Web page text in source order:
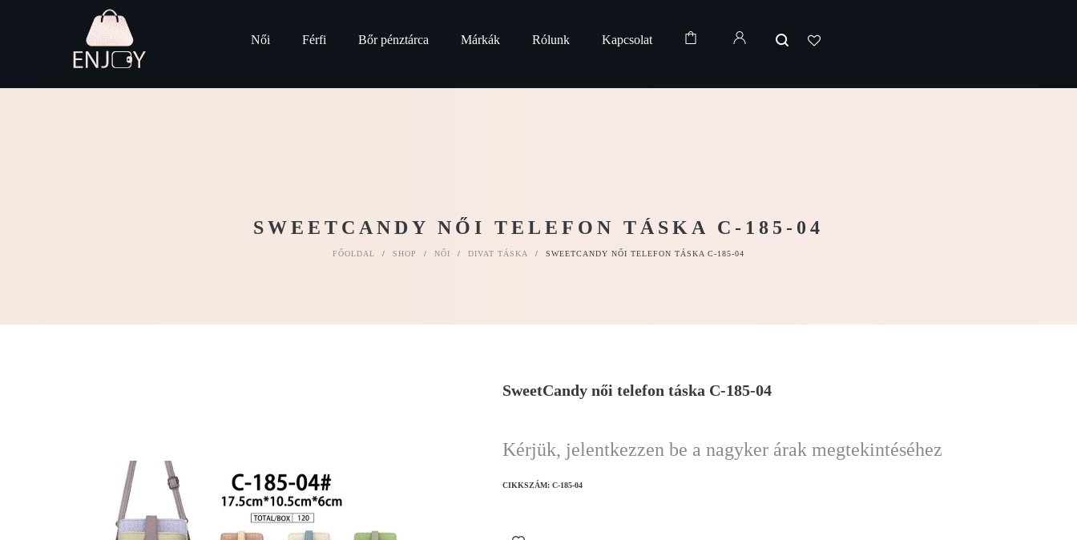
Női Férfi Bőr pénztárca Márkák Rólunk Kapcsolat
SWEETCANDY NŐI TELEFON TÁSKA C-185-04
FŐOLDAL / SHOP / NŐI / DIVAT TÁSKA / SWEETCANDY NŐI TELEFON TÁSKA C-185-04
SweetCandy női telefon táska C-185-04
Kérjük, jelentkezzen be a nagyker árak megtekintéséhez
CIKKSZÁM: C-185-04